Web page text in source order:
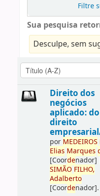
Filtre
Sua pesquisa
Desculpe, sem
Direito dos
negócios
aplicado: do
direito
por MEDEIROS
Elias Marques
[Coordenador]
SIMÃO FILHO,
Adalberto
[Coordenador].